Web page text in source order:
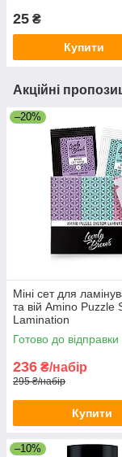
25 ₴
Купити
Акційні
–20%
Міні сет для
та вій Amino Puzzle
Lamination
Готово до відправки
236 ₴/набір
295 ₴/набір
Купити
–10%